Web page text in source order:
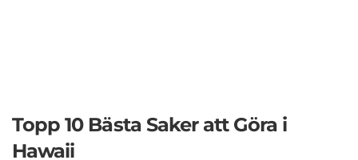
Topp 10 Bästa Saker att Göra i
Hawaii